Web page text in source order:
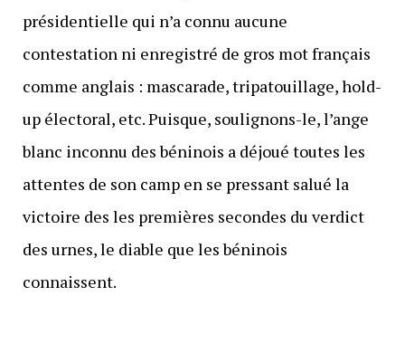
présidentielle qui n’a connu aucune
contestation ni enregistré de gros mot français
comme anglais : mascarade, tripatouillage, hold-
up électoral, etc. Puisque, soulignons-le, l’ange
blanc inconnu des béninois a déjoué toutes les
attentes de son camp en se pressant salué la
victoire des les premières secondes du verdict
des urnes, le diable que les béninois
connaissent.